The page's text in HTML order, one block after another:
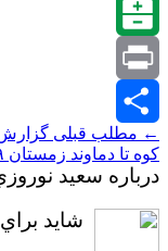
Facebook
Balatarin
Print
اشتراک
گذاری
← مطلب قبلی
کوه تا دماوند زمستان ۱۳۹۹ بخش اول
درباره سعيد
شايد